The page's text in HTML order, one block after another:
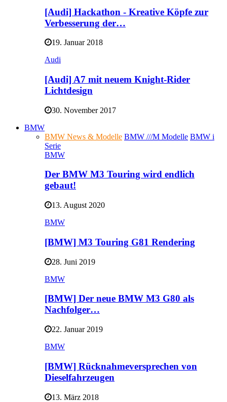
[Audi] Hackathon - Kreative Köpfe zur
Verbesserung der…
19. Januar 2018
Audi
[Audi] A7 mit neuem Knight-Rider
Lichtdesign
30. November 2017
BMW
BMW News & Modelle BMW ///M Modelle BMW i
Serie
BMW
Der BMW M3 Touring wird endlich
gebaut!
13. August 2020
BMW
[BMW] M3 Touring G81 Rendering
28. Juni 2019
BMW
[BMW] Der neue BMW M3 G80 als
Nachfolger…
22. Januar 2019
BMW
[BMW] Rücknahmeversprechen von
Dieselfahrzeugen
13. März 2018